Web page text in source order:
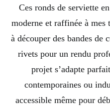
Ces ronds de serviette
moderne et raffinée à mes
à découper des bandes de
rivets pour un rendu
projet s’adapte
contemporaines ou
accessible même pour